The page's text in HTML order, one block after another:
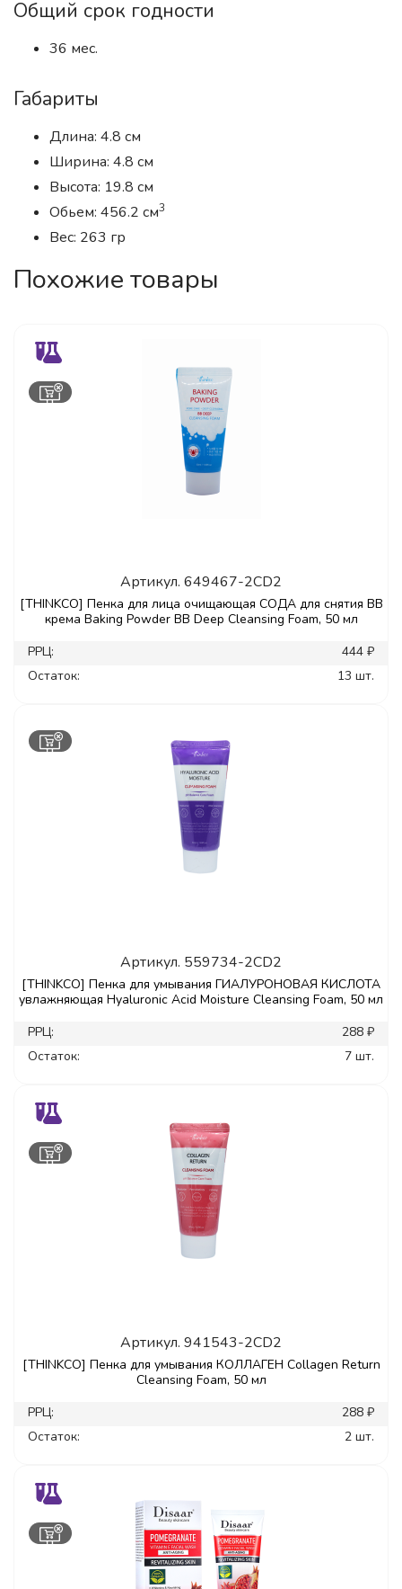
Общий срок годности
36 мес.
Габариты
Длина: 4.8 см
Ширина: 4.8 см
Высота: 19.8 см
Обьем: 456.2 см3
Вес: 263 гр
Похожие товары
Артикул. 649467-2CD2
[THINKCO] Пенка для лица очищающая СОДА для снятия ВВ
крема Baking Powder ВВ Deep Cleansing Foam, 50 мл
РРЦ:
444 ₽
Остаток:
13 шт.
Артикул. 559734-2CD2
[THINKCO] Пенка для умывания ГИАЛУРОНОВАЯ КИСЛОТА
увлажняющая Hyaluronic Acid Moisture Cleansing Foam, 50 мл
РРЦ:
288 ₽
Остаток:
7 шт.
Артикул. 941543-2CD2
[THINKCO] Пенка для умывания КОЛЛАГЕН Collagen Return
Cleansing Foam, 50 мл
РРЦ:
288 ₽
Остаток:
2 шт.